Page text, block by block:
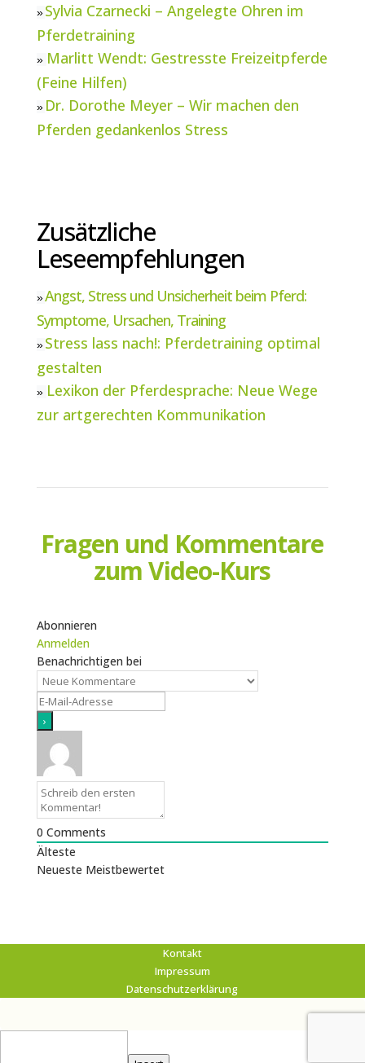
»Sylvia Czarnecki – Angelegte Ohren im
Pferdetraining
» Marlitt Wendt: Gestresste Freizeitpferde
(Feine Hilfen)
» Dr. Dorothe Meyer – Wir machen den
Pferden gedankenlos Stress
Zusätzliche
Leseempfehlungen
»Angst, Stress und Unsicherheit beim Pferd:
Symptome, Ursachen, Training
»Stress lass nach!: Pferdetraining optimal
gestalten
» Lexikon der Pferdesprache: Neue Wege
zur artgerechten Kommunikation
Fragen und Kommentare
zum Video-Kurs
Abonnieren
Anmelden
Benachrichtigen bei
0 Comments
Älteste
Neueste Meistbewertet
Kontakt
Impressum
Datenschutzerklärung